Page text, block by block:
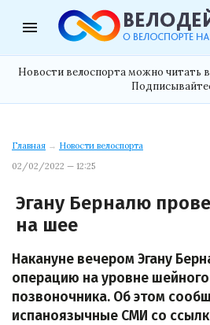
menu
Новости велоспорта можно читать в
Главная → Новости велоспорта
02/02/2022 — 12:25
Эгану Берналю
на шее
Накануне вечером Эгану
операцию на уровне
позвоночника. Об этом
испаноязычные СМИ со